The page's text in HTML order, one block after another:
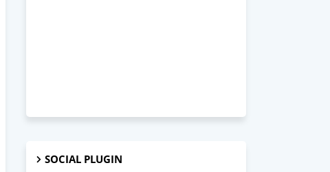
SOCIAL PLUGIN